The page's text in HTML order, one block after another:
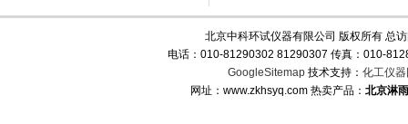
北京中科环试仪器有限公司 版权所有 总
电话：010-81290302 81290307 传真：010-
GoogleSitemap技术支持： 化工仪器
网址：www.zkhsyq.com 热卖产品： 北京淋